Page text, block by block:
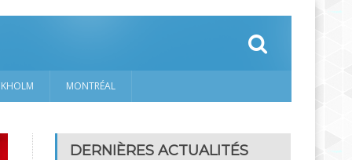
MONTRÉAL
DERNIÈRES ACTUALITÉS